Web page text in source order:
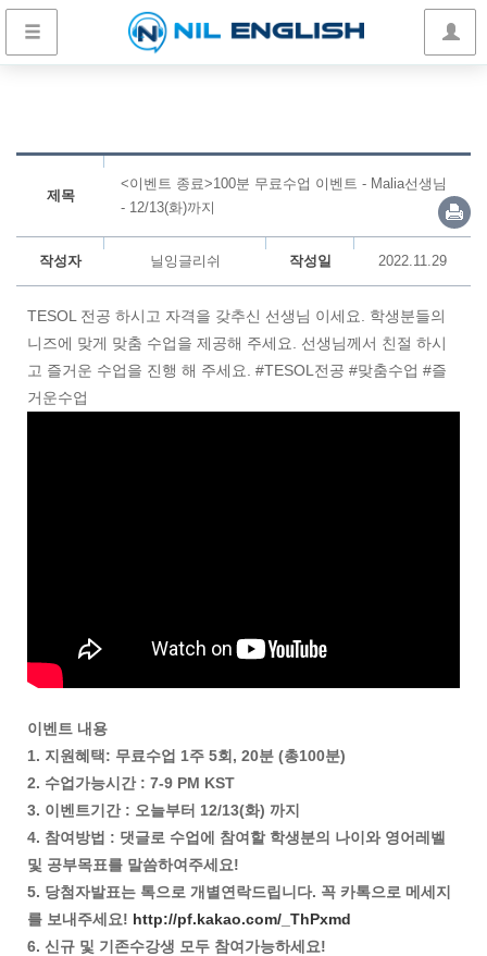
제목
<이벤트 종료>100분 무료수업 이벤트 - Malia선생님
- 12/13(화)까지
작성자 닐잉글리쉬 작성일 2022.11.29
TESOL 전공 하시고 자격을 갖추신 선생님 이세요. 학생분들의
니즈에 맞게 맞춤 수업을 제공해 주세요. 선생님께서 친절 하시
고 즐거운 수업을 진행 해 주세요. #TESOL전공 #맞춤수업 #즐
거운수업
이벤트 내용
1. 지원혜택: 무료수업 1주 5회, 20분 (총100분)
2. 수업가능시간 : 7-9 PM KST
3. 이벤트기간 : 오늘부터 12/13(화) 까지
4. 참여방법 : 댓글로 수업에 참여할 학생분의 나이와 영어레벨
및 공부목표를 말씀하여주세요!
5. 당첨자발표는 톡으로 개별연락드립니다. 꼭 카톡으로 메세지
를 보내주세요! http://pf.kakao.com/_ThPxmd
6. 신규 및 기존수강생 모두 참여가능하세요!